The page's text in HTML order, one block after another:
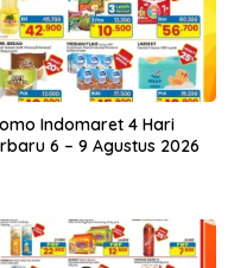
Indomaret 4 Hari
6 – 9 Agustus 2026